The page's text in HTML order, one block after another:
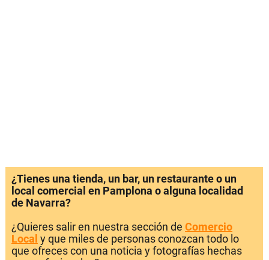
¿Tienes una tienda, un bar, un restaurante o un
local comercial en Pamplona o alguna localidad
de Navarra?
¿Quieres salir en nuestra sección de Comercio
Local y que miles de personas conozcan todo lo
que ofreces con una noticia y fotografías hechas